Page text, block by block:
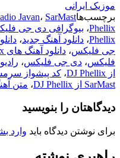
موزیک ایرانی
برچسب‌ها
Javan، SarMast
Phellix، بیوگرافی دی جی
Phellix، دانلود آهنگ جدید،
جی فلیکس، دانلود آهنگ های DJ Phellix
فلیکس، دی جی فلیکس،
از DJ Phellix
، کد پیشواز
SarMast از DJ Phellix
، متن
دیدگاهتان را بنویسید
برای نوشتن دیدگاه باید وارد